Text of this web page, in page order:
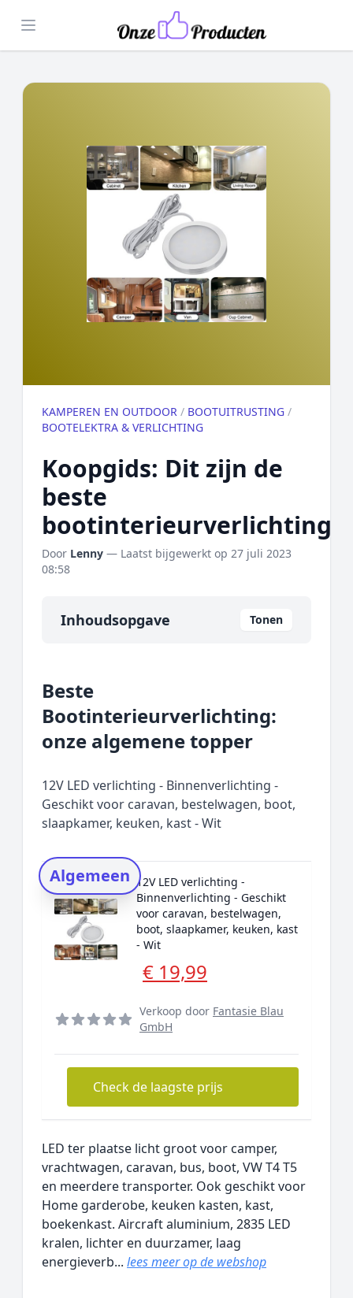
Open menu
KAMPEREN EN OUTDOOR / BOOTUITRUSTING /
BOOTELEKTRA & VERLICHTING
Koopgids: Dit zijn de
beste
bootinterieurverlichting
Door Lenny — Laatst bijgewerkt op 27 juli 2023
08:58
Inhoudsopgave Tonen
Onze algemene topper
Prijs topper
Populaire merken
Onderzoeksmethode
Alternatieven
Beste
Bootinterieurverlichting:
onze algemene topper
12V LED verlichting - Binnenverlichting -
Geschikt voor caravan, bestelwagen, boot,
slaapkamer, keuken, kast - Wit
Algemeen 12V LED verlichting -
Binnenverlichting - Geschikt
voor caravan, bestelwagen,
boot, slaapkamer, keuken, kast
- Wit
€ 19,99
Verkoop door Fantasie Blau
GmbH
Check de laagste prijs
LED ter plaatse licht groot voor camper,
vrachtwagen, caravan, bus, boot, VW T4 T5
en meerdere transporter. Ook geschikt voor
Home garderobe, keuken kasten, kast,
boekenkast. Aircraft aluminium, 2835 LED
kralen, lichter en duurzamer, laag
energieverb... lees meer op de webshop